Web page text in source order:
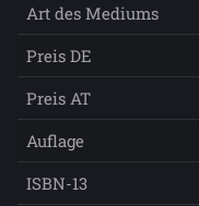
Art des Mediums
Preis DE
Preis AT
Auflage
ISBN-13